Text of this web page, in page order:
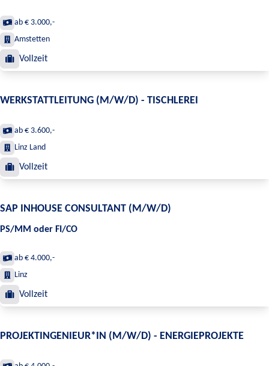
ab € 3.000,-
Amstetten
Vollzeit
WERKSTATTLEITUNG (M/W/D) - TISCHLEREI
ab € 3.600,-
Linz Land
Vollzeit
SAP INHOUSE CONSULTANT (M/W/D)
PS/MM oder FI/CO
ab € 4.000,-
Linz
Vollzeit
PROJEKTINGENIEUR*IN (M/W/D) - ENERGIEPROJEKTE